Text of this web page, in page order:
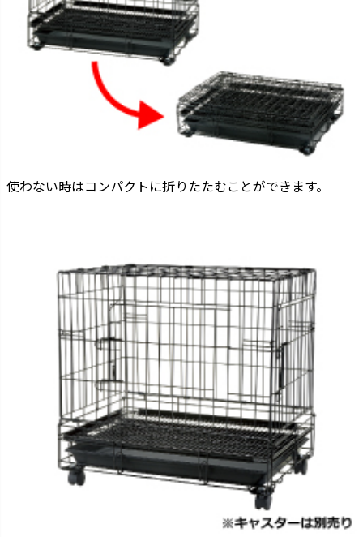
使わない時はコンパクトに折りたたむことができます。